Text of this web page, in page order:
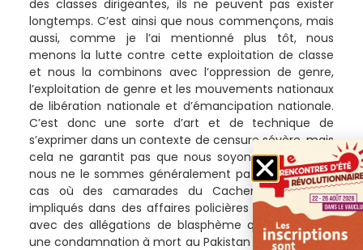
des classes dirigeantes, ils ne peuvent pas exister
longtemps. C’est ainsi que nous commençons, mais
aussi, comme je l’ai mentionné plus tôt, nous
menons la lutte contre cette exploitation de classe
et nous la combinons avec l’oppression de genre,
l’exploitation de genre et les mouvements nationaux
de libération nationale et d’émancipation nationale.
C’est donc une sorte d’art et de technique de
s’exprimer dans un contexte de censure sévère, mais
cela ne garantit pas que nous soyons épargnés et
nous ne le sommes généralement pas. Il y a eu des
cas où des camarades du Cachemire ont été
impliqués dans des affaires policières très sérieuses
avec des allégations de blasphème qui est en fait
une condamnation à mort au Pakistan et nous avons